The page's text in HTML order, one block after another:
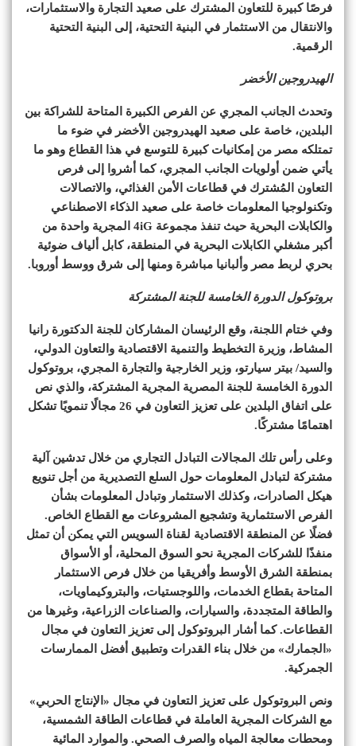
فرصًا كبيرة للتعاون المشترك على صعيد التجارة والاستثمارات،
والانتقال من الاستثمار في البنية التحتية، إلى البنية التحتية
الرقمية.
الهيدروجين الأخضر
وتحدث الجانب المجري عن الفرص الكبيرة المتاحة للشراكة بين
البلدين، خاصة على صعيد الهيدروجين الأخضر في ضوء ما
تمتلكه مصر من إمكانيات كبيرة للتوسع في هذا القطاع وهو ما
يأتي ضمن أولويات الجانب المجري، كما أشروا إلى فرص
التعاون المُشترك في قطاعات الأمن الغذائي، والاتصالات
وتكنولوجيا المعلومات خاصة على صعيد الذكاء الاصطناعي
والكابلات البحرية حيث تنفذ مجموعة 4iG المجرية واحدة من
أكبر مشغلي الكابلات البحرية في المنطقة، كابل ألياف ضوئية
بحري لربط مصر وألبانيا مباشرة ومنها إلى شرق ووسط أوروبا.
بروتوكول الدورة الخامسة للجنة المشتركة
وفي ختام اللجنة، وقع الرئيسان المشاركان للجنة الدكتورة رانيا
المشاط، وزيرة التخطيط والتنمية الاقتصادية والتعاون الدولي،
والسيد/ بيتر سيارتو، وزير الخارجية والتجارة المجري، بروتوكول
الدورة الخامسة للجنة المصرية المجرية المشتركة، والذي نص
على اتفاق البلدين على تعزيز التعاون في 26 مجالًا تنمويًا تشكل
اهتمامًا مشتركًا.
وعلى رأس تلك المجالات التبادل التجاري من خلال تدشين آلية
مشتركة لتبادل المعلومات حول السلع التصديرية من أجل تنويع
هيكل الصادرات، وكذلك الاستثمار وتبادل المعلومات بشأن
الفرص الاستثمارية وتشجيع المشروعات مع القطاع الخاص.
فضلًا عن المنطقة الاقتصادية لقناة السويس التي يمكن أن تمثل
منفذًا للشركات المجرية نحو السوق المحلية، أو الأسواق
بمنطقة الشرق الأوسط وأفريقيا من خلال فرص الاستثمار
المتاحة بقطاع الخدمات، واللوجستيات، والبتروكيماويات،
والطاقة المتجددة، والسيارات، والصناعات الزراعية، وغيرها من
القطاعات. كما أشار البروتوكول إلى تعزيز التعاون في مجال
«الجمارك» من خلال بناء القدرات وتطبيق أفضل الممارسات
الجمركية.
ونص البروتوكول على تعزيز التعاون في مجال «الإنتاج الحربي»
مع الشركات المجرية العاملة في قطاعات الطاقة الشمسية،
ومحطات معالجة المياه والصرف الصحي. والموارد المائية